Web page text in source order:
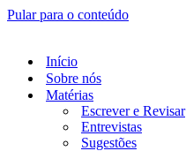
Pular para o conteúdo
Início
Sobre nós
Matérias
Escrever e Revisar
Entrevistas
Sugestões